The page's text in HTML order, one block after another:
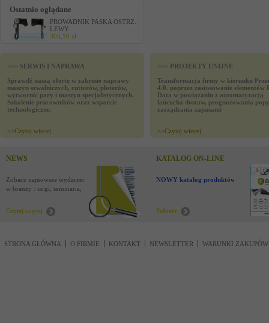
Ostatnio oglądane
PROWADNIK PASKA OSTRZ.
LEWY
305,16 zł
>>> SERWIS I NAPRAWA
Sprawdź naszą ofertę w zakresie naprawy
maszyn szwalniczych, cutterów, ploterów,
wytwornic pary i maszyn specjalistycznych.
Szkolenie pracowników oraz wsparcie
technologiczne.
>>Czytaj wiecej
>>> PROJEKTY UNIJNE
Transformacja firmy w kierunku
4.0. poprzez zastosowanie elementów
Data w powiązaniu z automatyzacją
łańcucha dostaw, prognozowania
zarządzania zapasami
>>Czytaj wiecej
NEWS
Zobacz najnowsze wydarzenia
w branży : targi, seminaria,
Czytaj więcej
KATALOG ON-LINE
NOWY katalog produktów !
Pobierz
STRONA GŁÓWNA O FIRMIE KONTAKT NEWSLETTER WARUNKI ZAKUPÓW